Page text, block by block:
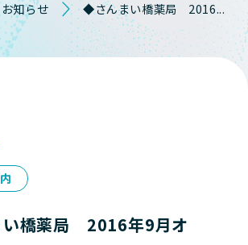
お知らせ ◆さんまい橋薬局 2016...
橋薬局 2016年9月オ